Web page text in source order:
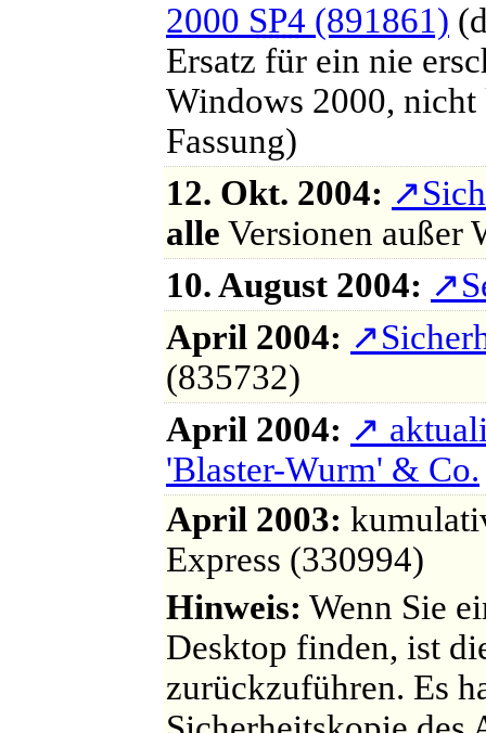
2000 SP4 (891861)
Ersatz für ein nie
Windows 2000,
Fassung)
12. Okt. 2004: ↗
alle Versionen außer
10. August 2004: ↗
April 2004: ↗
(835732)
April 2004: ↗
'Blaster-Wurm' & Co.
April 2003:
Express (330994)
Hinweis: Wenn Sie
Desktop finden, ist
zurückzuführen. Es